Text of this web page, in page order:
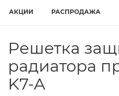
АКЦИИ РАСПРОДАЖА
Решетка
радиатора
K7-A